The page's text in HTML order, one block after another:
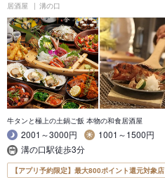
居酒屋 溝の口
牛タンと極上の土鍋ご飯 本物の和食居酒屋
2001～3000円
1001～1500円
溝の口駅徒歩3分
【アプリ予約限定】最大800ポイント還元対象店